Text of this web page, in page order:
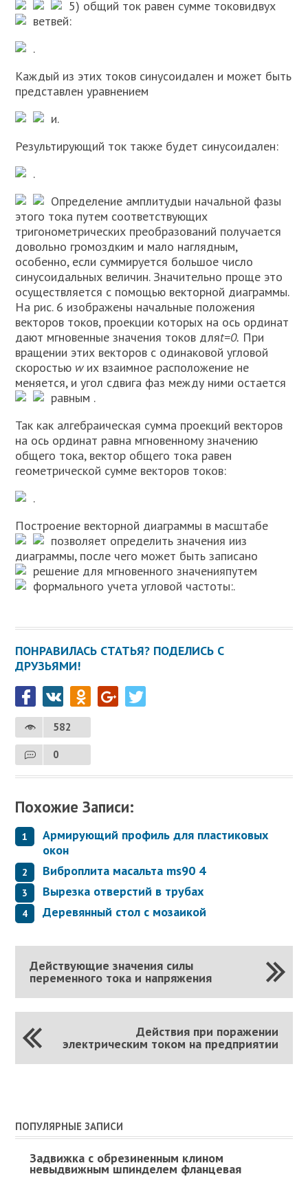
5) общий ток равен сумме токовидвух
ветвей:
.
Каждый из этих токов синусоидален и может быть
представлен уравнением
и.
Результирующий ток также будет синусоидален:
.
Определение амплитудыи начальной фазы
этого тока путем соответствующих
тригонометрических преобразований получается
довольно громоздким и мало наглядным,
особенно, если суммируется большое число
синусоидальных величин. Значительно проще это
осуществляется с помощью векторной диаграммы.
На рис. 6 изображены начальные положения
векторов токов, проекции которых на ось ординат
дают мгновенные значения токов дляt=0. При
вращении этих векторов с одинаковой угловой
скоростью wих взаимное расположение не
меняется, и угол сдвига фаз между ними остается
равным .
Так как алгебраическая сумма проекций векторов
на ось ординат равна мгновенному значению
общего тока, вектор общего тока равен
геометрической сумме векторов токов:
.
Построение векторной диаграммы в масштабе
позволяет определить значения ииз
диаграммы, после чего может быть записано
решение для мгновенного значенияпутем
формального учета угловой частоты:.
ПОНРАВИЛАСЬ СТАТЬЯ? ПОДЕЛИСЬ С
ДРУЗЬЯМИ!
582
0
Похожие Записи:
Армирующий профиль для пластиковых
окон
Виброплита масальта ms90 4
Вырезка отверстий в трубах
Деревянный стол с мозаикой
Действующие значения силы
переменного тока и напряжения
Действия при поражении
электрическим током на предприятии
ПОПУЛЯРНЫЕ ЗАПИСИ
Задвижка с обрезиненным клином
невыдвижным шпинделем фланцевая